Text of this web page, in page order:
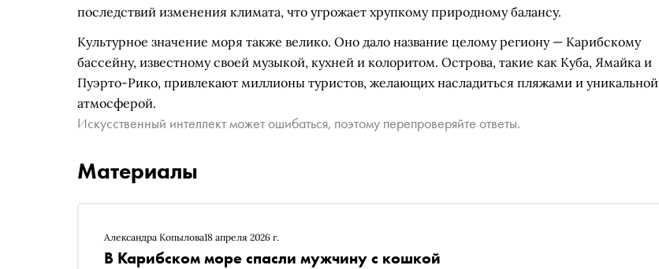
последствий изменения климата, что угрожает хрупкому природному балансу.
Культурное значение моря также велико. Оно дало название целому региону — Карибскому
бассейну, известному своей музыкой, кухней и колоритом. Острова, такие как Куба, Ямайка и
Пуэрто-Рико, привлекают миллионы туристов, желающих насладиться пляжами и уникальной
атмосферой.
Искусственный интеллект может ошибаться, поэтому перепроверяйте ответы.
Материалы
Александра Копылова18 апреля 2026 г.
В Карибском море спасли мужчину с кошкой